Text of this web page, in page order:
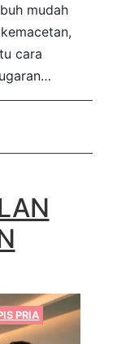
mudah
cara
PRIA